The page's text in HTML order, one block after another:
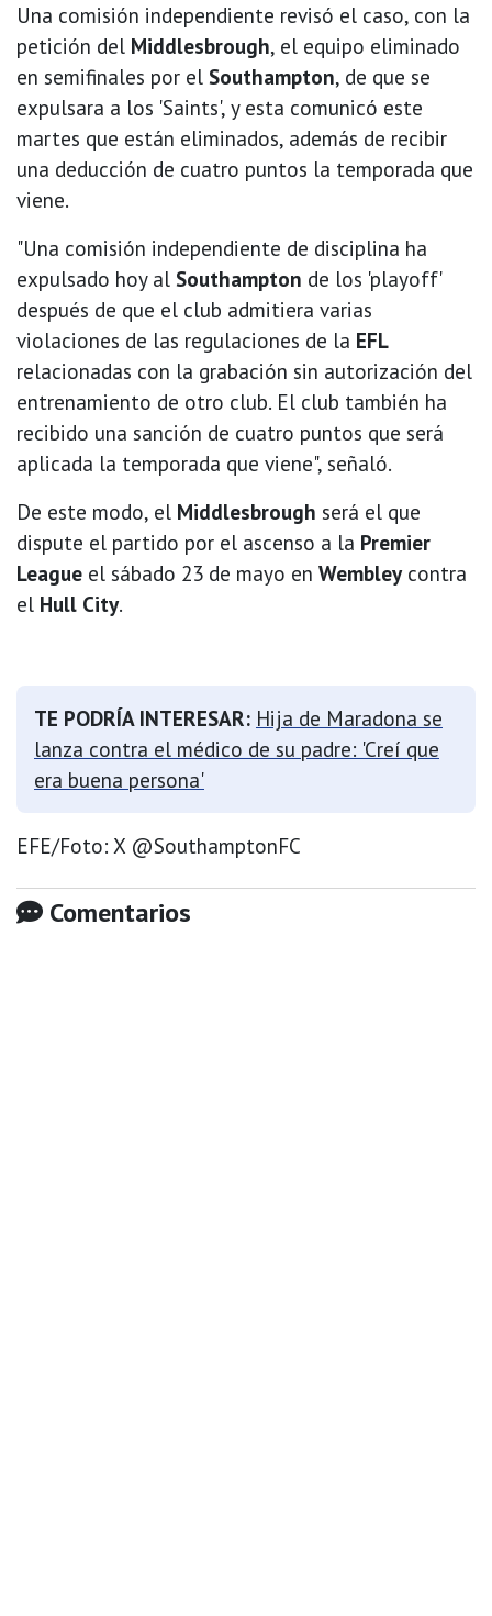
Una comisión independiente revisó el caso, con la
petición del Middlesbrough, el equipo eliminado
en semifinales por el Southampton, de que se
expulsara a los 'Saints', y esta comunicó este
martes que están eliminados, además de recibir
una deducción de cuatro puntos la temporada que
viene.
"Una comisión independiente de disciplina ha
expulsado hoy al Southampton de los 'playoff'
después de que el club admitiera varias
violaciones de las regulaciones de la EFL
relacionadas con la grabación sin autorización del
entrenamiento de otro club. El club también ha
recibido una sanción de cuatro puntos que será
aplicada la temporada que viene", señaló.
De este modo, el Middlesbrough será el que
dispute el partido por el ascenso a la Premier
League el sábado 23 de mayo en Wembleycontra
el Hull City.
TE PODRÍA INTERESAR: Hija de Maradona se
lanza contra el médico de su padre: 'Creí que
era buena persona'
EFE/Foto: X @SouthamptonFC
Comentarios